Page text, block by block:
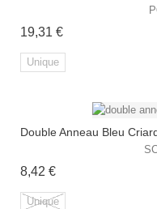
19,31 €Prix
Unique
Double Anneau Bleu
8,42 €Prix
Unique